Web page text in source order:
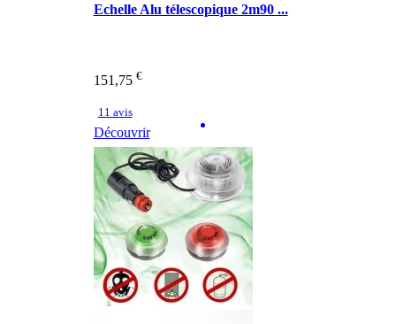
Echelle Alu télescopique 2m90 ...
151,75 €
11 avis
Découvrir